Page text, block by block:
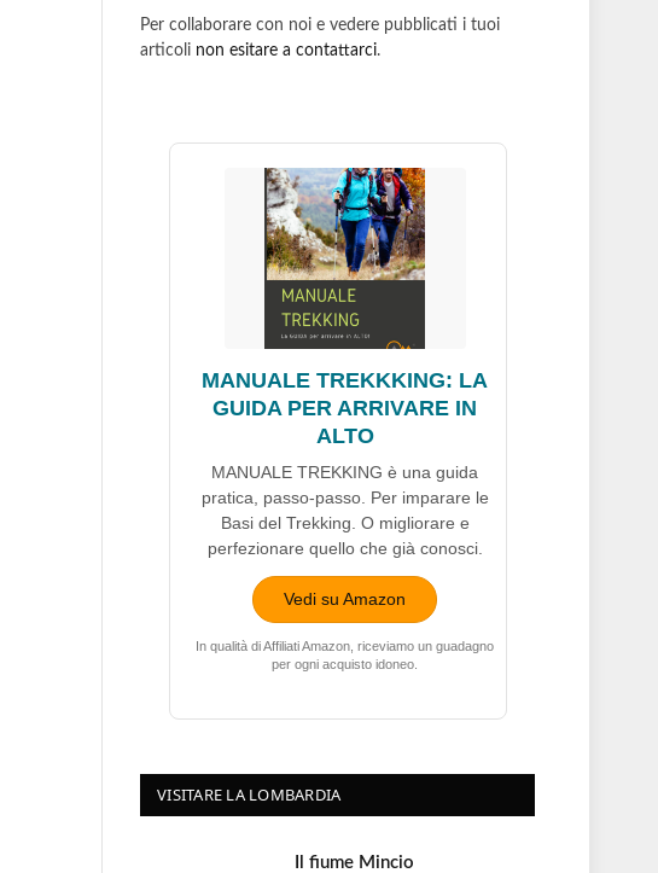
Per collaborare con noi e vedere pubblicati i tuoi
articoli non esitare a contattarci.
MANUALE TREKKKING: LA
GUIDA PER ARRIVARE IN
ALTO
MANUALE TREKKING è una guida
pratica, passo-passo. Per imparare le
Basi del Trekking. O migliorare e
perfezionare quello che già conosci.
Vedi su Amazon
In qualità di Affiliati Amazon, riceviamo un guadagno
per ogni acquisto idoneo.
VISITARE LA LOMBARDIA
Il fiume Mincio